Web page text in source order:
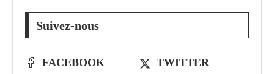
Suivez-nous
FACEBOOK
TWITTER